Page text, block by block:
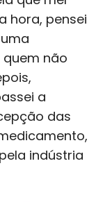
hora, pensei
não
a
das
indústria